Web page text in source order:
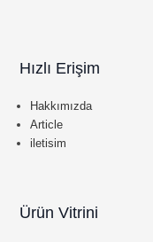
Hızlı Erişim
Hakkımızda
Article
iletisim
Ürün Vitrini